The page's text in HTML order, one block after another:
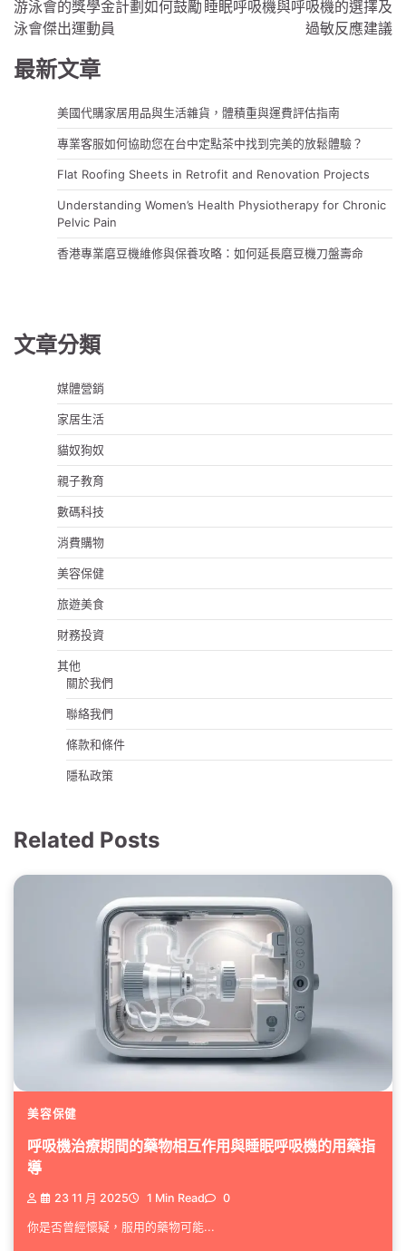
導
覽
游泳會的獎學金計劃如何鼓勵
泳會傑出運動員
睡眠呼吸機與呼吸機的選擇及
過敏反應建議
最新文章
美國代購家居用品與生活雜貨，體積重與運費評估指南
專業客服如何協助您在台中定點茶中找到完美的放鬆體驗？
Flat Roofing Sheets in Retrofit and Renovation Projects
Understanding Women’s Health Physiotherapy for Chronic
Pelvic Pain
香港專業磨豆機維修與保養攻略：如何延長磨豆機刀盤壽命
文章分類
媒體營銷
家居生活
貓奴狗奴
親子教育
數碼科技
消費購物
美容保健
旅遊美食
財務投資
其他
關於我們
聯絡我們
條款和條件
隱私政策
Related Posts
美容保健
呼吸機治療期間的藥物相互作用與睡眠呼吸機的用藥指
導
23 11 月 2025 1 Min Read 0
你是否曾經懷疑，服用的藥物可能...